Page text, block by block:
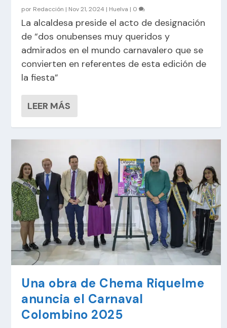
por Redacción | Nov 21, 2024 | Huelva | 0
La alcaldesa preside el acto de designación
de “dos onubenses muy queridos y
admirados en el mundo carnavalero que se
convierten en referentes de esta edición de
la fiesta”
LEER MÁS
Una obra de Chema Riquelme
anuncia el Carnaval
Colombino 2025